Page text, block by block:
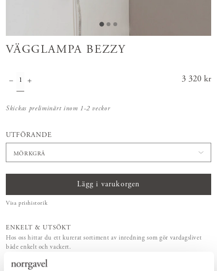
VÄGGLAMPA BEZZY
Pris:
3 320 kr
Skickas preliminärt inom 1-2 veckor
UTFÖRANDE
MÖRKGRÅ
Lägg i varukorgen
Visa prishistorik
ENKELT & UTSÖKT
Hos oss hittar du ett kurerat sortiment av inredning som gör vardagslivet
både enkelt och vackert.
Bruksföremål och inredningsdetaljer som genomgående är tillverkade av